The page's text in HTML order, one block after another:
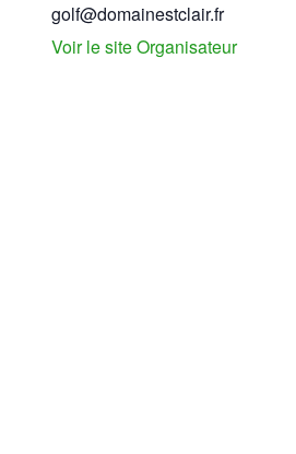
golf@domainestclair.fr
Voir le site Organisateur